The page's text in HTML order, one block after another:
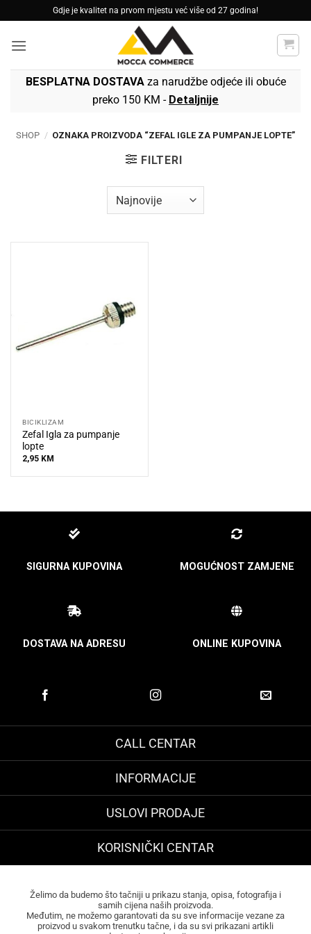
to
content
Gdje je kvalitet na prvom mjestu već više od 27 godina!
BESPLATNA DOSTAVAza narudžbe odjeće ili obuće
preko 150 KM - Detaljnije
SHOP / OZNAKA PROIZVODA “ZEFAL IGLE ZA PUMPANJE LOPTE”
FILTERI
BICIKLIZAM
Zefal Igla za pumpanje
lopte
2,95 KM
SIGURNA KUPOVINA MOGUĆNOST ZAMJENE
DOSTAVA NA ADRESU ONLINE KUPOVINA
CALL CENTAR
INFORMACIJE
USLOVI PRODAJE
KORISNIČKI CENTAR
Želimo da budemo što tačniji u prikazu stanja, opisa, fotografija i
samih cijena naših proizvoda.
Međutim, ne možemo garantovati da su sve informacije vezane za
proizvod u svakom trenutku tačne, i da su svi prikazani artikli